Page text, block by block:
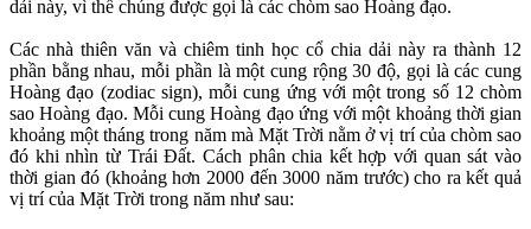
dải này, vì thế chúng được gọi là các chòm sao Hoàng đạo.
Các nhà thiên văn và chiêm tinh học cổ chia dải này ra thành 12
phần bằng nhau, mỗi phần là một cung rộng 30 độ, gọi là các cung
Hoàng đạo (zodiac sign), mỗi cung ứng với một trong số 12 chòm
sao Hoàng đạo. Mỗi cung Hoàng đạo ứng với một khoảng thời gian
khoảng một tháng trong năm mà Mặt Trời nằm ở vị trí của chòm sao
đó khi nhìn từ Trái Đất. Cách phân chia kết hợp với quan sát vào
thời gian đó (khoảng hơn 2000 đến 3000 năm trước) cho ra kết quả
vị trí của Mặt Trời trong năm như sau: